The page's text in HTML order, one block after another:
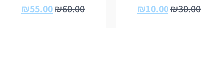
₪30.00
₪10.00
₪60.00
₪55.00